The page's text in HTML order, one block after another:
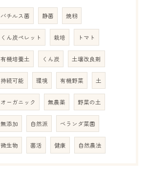
バチルス菌 静菌 焼籾
くん炭ペレット 栽培 トマト
有機培養土 くん炭 土壌改良剤
持続可能 環境 有機野菜 土
オーガニック 無農薬 野菜の土
無添加 自然派 ベランダ菜園
微生物 菌活 健康 自然農法